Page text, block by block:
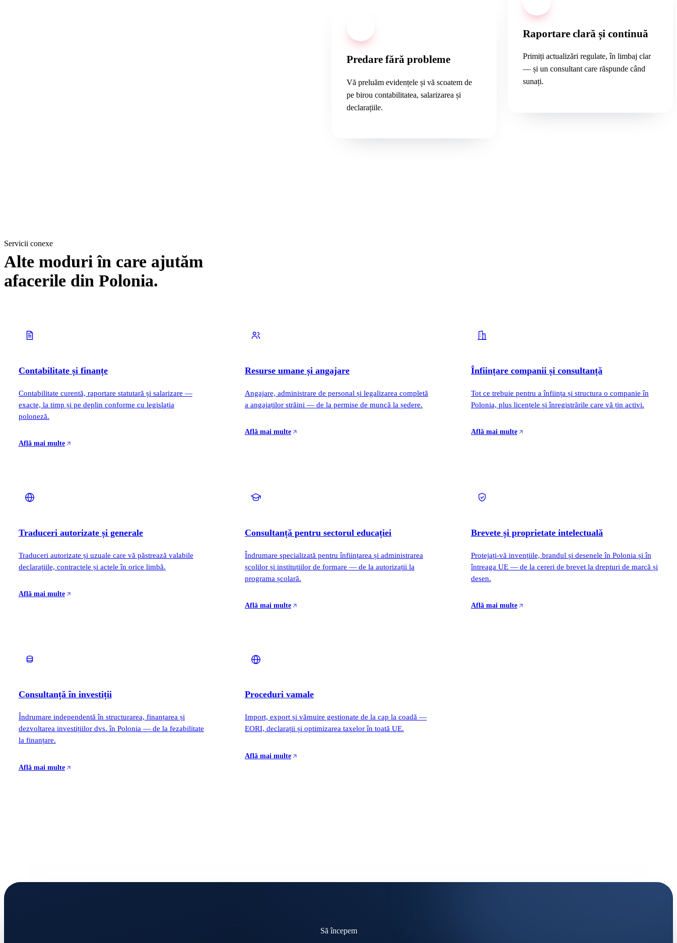
Predare fără probleme
Vă preluăm evidențele și vă scoatem de
pe birou contabilitatea, salarizarea și
declarațiile.
Raportare clară și continuă
Primiți actualizări regulate, în limbaj clar
— și un consultant care răspunde când
sunați.
Servicii conexe
Alte moduri în care ajutăm
afacerile din Polonia.
Contabilitate și finanțe
Contabilitate curentă, raportare statutară și salarizare —
exacte, la timp și pe deplin conforme cu legislația
poloneză.
Află mai multe
Resurse umane și angajare
Angajare, administrare de personal și legalizarea completă
a angajaților străini — de la permise de muncă la ședere.
Află mai multe
Înființare companii și consultanță
Tot ce trebuie pentru a înființa și structura o companie în
Polonia, plus licențele și înregistrările care vă țin activi.
Află mai multe
Traduceri autorizate și generale
Traduceri autorizate și uzuale care vă păstrează valabile
declarațiile, contractele și actele în orice limbă.
Află mai multe
Consultanță pentru sectorul educației
Îndrumare specializată pentru înființarea și administrarea
școlilor și instituțiilor de formare — de la autorizații la
programa școlară.
Află mai multe
Brevete și proprietate intelectuală
Protejați-vă invențiile, brandul și desenele în Polonia și în
întreaga UE — de la cereri de brevet la drepturi de marcă și
desen.
Află mai multe
Consultanță în investiții
Îndrumare independentă în structurarea, finanțarea și
dezvoltarea investițiilor dvs. în Polonia — de la fezabilitate
la finanțare.
Află mai multe
Proceduri vamale
Import, export și vămuire gestionate de la cap la coadă —
EORI, declarații și optimizarea taxelor în toată UE.
Află mai multe
Să începem